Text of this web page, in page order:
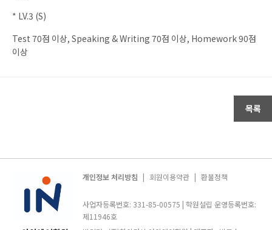
* LV.3 (S)
Test 70점 이상, Speaking & Writing 70점 이상, Homework 90점
이상
목록
개인정보 처리방침 | 회원이용약관 | 환불정책
사업자등록번호: 331-85-00575 | 학원설립 운영등록번호:
제11946호